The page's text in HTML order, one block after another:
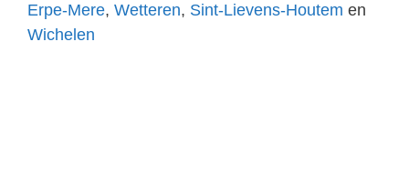
Erpe-Mere, Wetteren, Sint-Lievens-Houtem en
Wichelen